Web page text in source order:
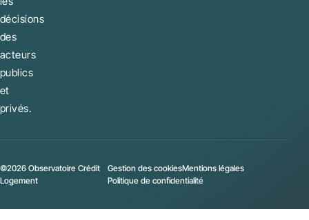
décisions
des
acteurs
publics
et
privés.
©2026 Observatoire Crédit
Logement
Gestion des cookiesMentions légales
Politique de confidentialité